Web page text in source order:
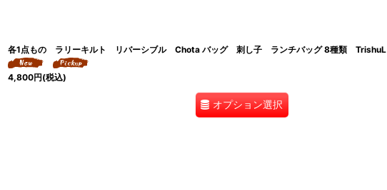
各1点もの ラリーキルト リバーシブル Chota バッグ 刺し子 ランチバッグ 8種類 TrishuL
4,800円(税込)
オプション選択